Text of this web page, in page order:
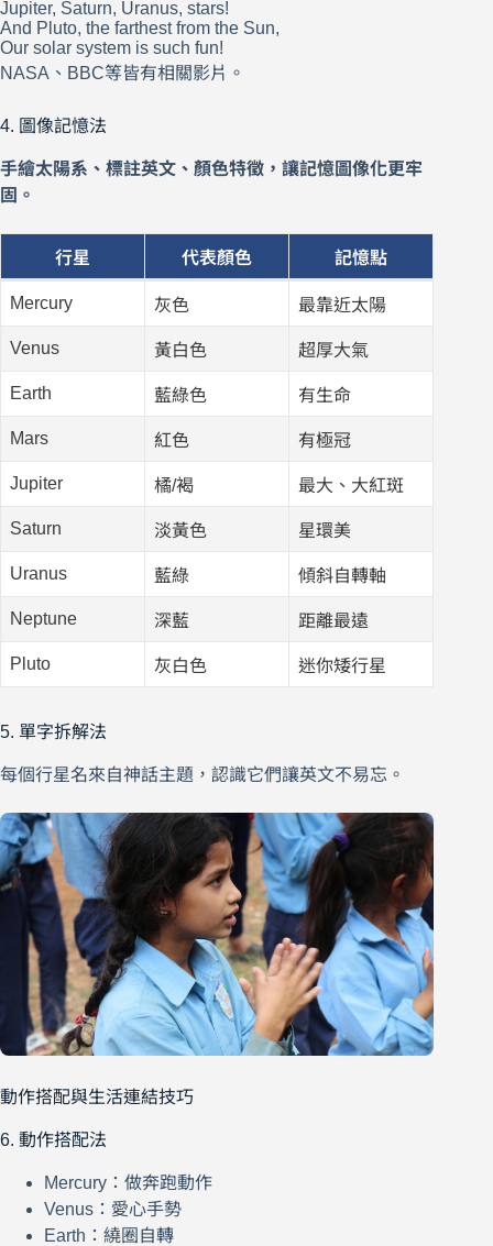
Jupiter, Saturn, Uranus, stars!
And Pluto, the farthest from the Sun,
Our solar system is such fun!
NASA、BBC等皆有相關影片。
4. 圖像記憶法
手繪太陽系、標註英文、顏色特徵，讓記憶圖像化更牢
固。
行星 代表顏色 記憶點
Mercury 灰色 最靠近太陽
Venus 黃白色 超厚大氣
Earth 藍綠色 有生命
Mars 紅色 有極冠
Jupiter 橘/褐 最大、大紅斑
Saturn 淡黃色 星環美
Uranus 藍綠 傾斜自轉軸
Neptune 深藍 距離最遠
Pluto 灰白色 迷你矮行星
5. 單字拆解法
每個行星名來自神話主題，認識它們讓英文不易忘。
動作搭配與生活連結技巧
6. 動作搭配法
Mercury：做奔跑動作
Venus：愛心手勢
Earth：繞圈自轉